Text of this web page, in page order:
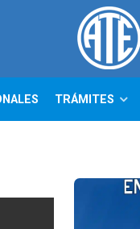
TRÁMITES